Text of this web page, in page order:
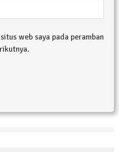
web saya pada peramban